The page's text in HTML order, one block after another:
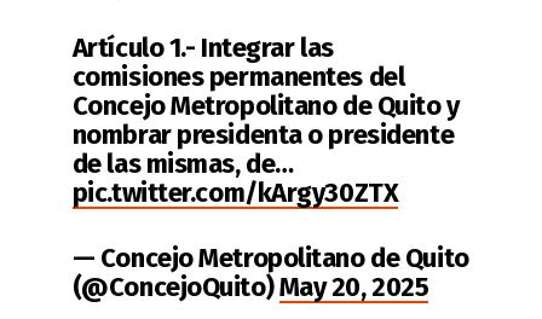
Artículo 1.- Integrar las
comisiones permanentes del
Concejo Metropolitano de Quito y
nombrar presidenta o presidente
de las mismas, de…
pic.twitter.com/kArgy30ZTX
— Concejo Metropolitano de Quito
(@ConcejoQuito)May 20, 2025